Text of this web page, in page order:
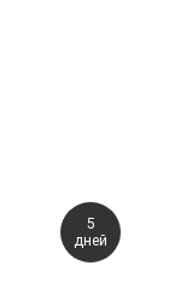
5
дней